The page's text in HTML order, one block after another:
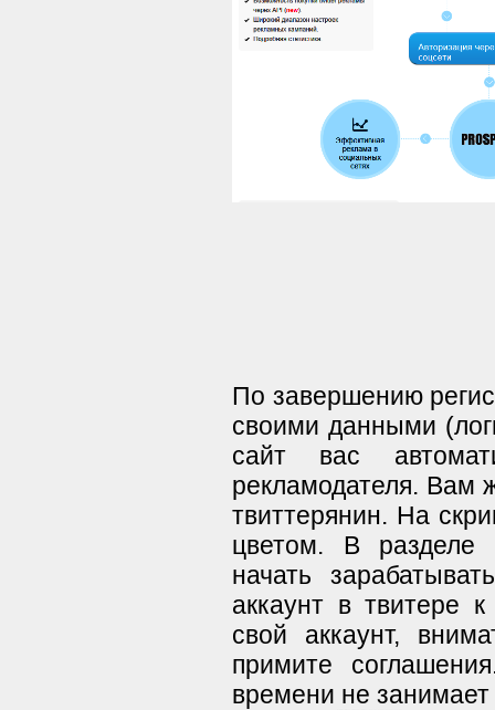
По завершению
своими данными
сайт вас
рекламодателя. Вам
твиттерянин. На
цветом. В разделе
начать
аккаунт в твитере
свой аккаунт,
примите
времени не